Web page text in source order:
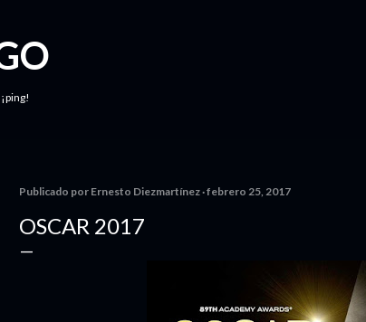
Publicado por Ernesto Diezmartínez febrero 25, 2017
OSCAR 2017